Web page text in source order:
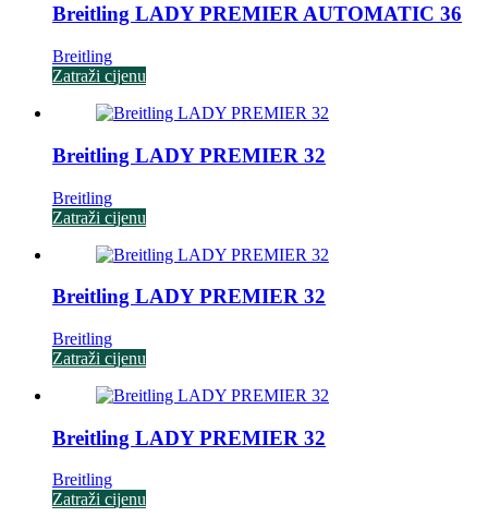
Breitling LADY PREMIER AUTOMATIC 36
Breitling
Zatraži cijenu
Breitling LADY PREMIER 32
Breitling
Zatraži cijenu
Breitling LADY PREMIER 32
Breitling
Zatraži cijenu
Breitling LADY PREMIER 32
Breitling
Zatraži cijenu